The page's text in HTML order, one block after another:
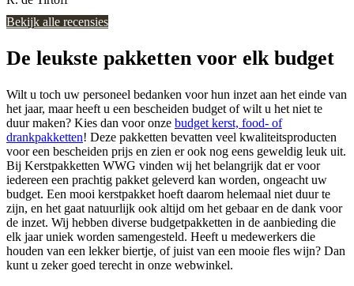
Bekijk alle recensies
De leukste pakketten voor elk budget
Wilt u toch uw personeel bedanken voor hun inzet aan het einde van
het jaar, maar heeft u een bescheiden budget of wilt u het niet te
duur maken? Kies dan voor onze budget kerst, food- of
drankpakketten! Deze pakketten bevatten veel kwaliteitsproducten
voor een bescheiden prijs en zien er ook nog eens geweldig leuk uit.
Bij Kerstpakketten WWG vinden wij het belangrijk dat er voor
iedereen een prachtig pakket geleverd kan worden, ongeacht uw
budget. Een mooi kerstpakket hoeft daarom helemaal niet duur te
zijn, en het gaat natuurlijk ook altijd om het gebaar en de dank voor
de inzet. Wij hebben diverse budgetpakketten in de aanbieding die
elk jaar uniek worden samengesteld. Heeft u medewerkers die
houden van een lekker biertje, of juist van een mooie fles wijn? Dan
kunt u zeker goed terecht in onze webwinkel.